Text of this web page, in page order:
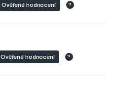
Ověřené hodnocení ?
Ověřené hodnocení ?